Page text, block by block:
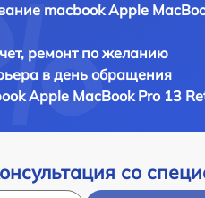
macbook Apple
ремонт по желанию
в день обращения
Apple MacBook Pro 13
со